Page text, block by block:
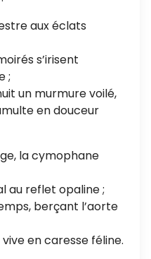
aux éclats
s’irisent
;
un murmure voilé,
en douceur
la cymophane
au reflet opaline ;
berçant l’aorte
en caresse féline.